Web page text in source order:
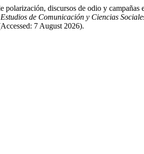
discursos de odio y
de Comunicación y Ciencias
7 August 2026).